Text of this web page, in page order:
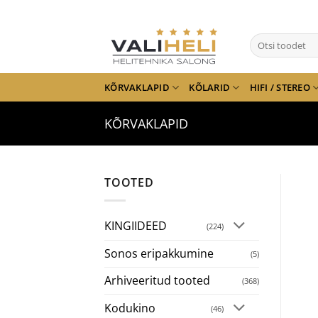
Otsi:
KÕRVAKLAPID KÕLARID HIFI / STEREO
KÕRVAKLAPID
TOOTED
KINGIIDEED (224)
Sonos eripakkumine (5)
Arhiveeritud tooted (368)
Kodukino (46)